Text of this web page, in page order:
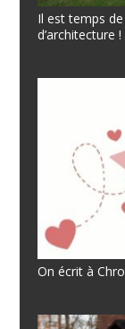
Il est temps
d’architecture !
On écrit à